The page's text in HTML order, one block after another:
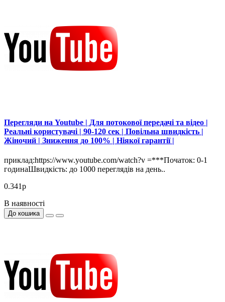
Перегляди на Youtube | Для потокової передачі та відео |
Реальні користувачі | 90-120 сек | Повільна швидкість |
Жіночий | Зниження до 100% | Ніякої гарантії |
приклад:https://www.youtube.com/watch?v =***Початок: 0-1
годинаШвидкість: до 1000 переглядів на день..
0.341р
В наявності
До кошика